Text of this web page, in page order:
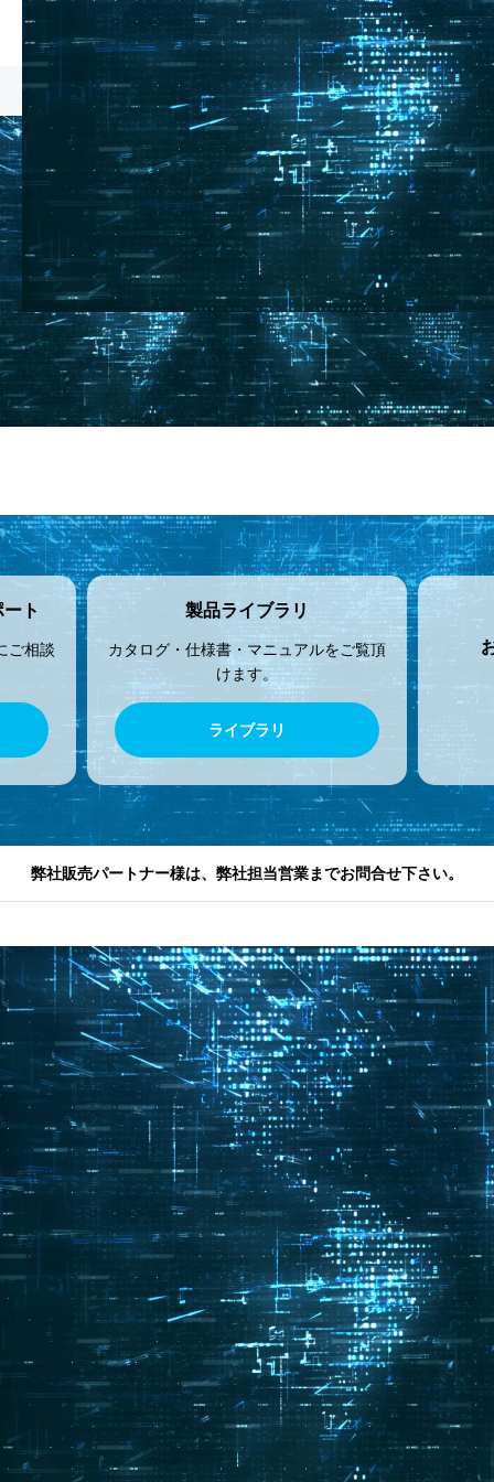
AI Network
ト
ご相談
製品ライブラリ
カタログ・仕様書・マニュアルをご覧頂
けます。
ライブラリ
弊社販売パートナー様は、弊社担当営業までお問合せ下さい。